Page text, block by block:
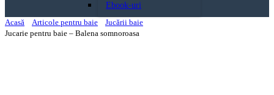
Ebook-uri
Acasă
Articole pentru baie
Jucării baie
Jucarie pentru baie – Balena somnoroasa